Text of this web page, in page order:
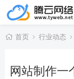
首页 行业动态
网站制作一